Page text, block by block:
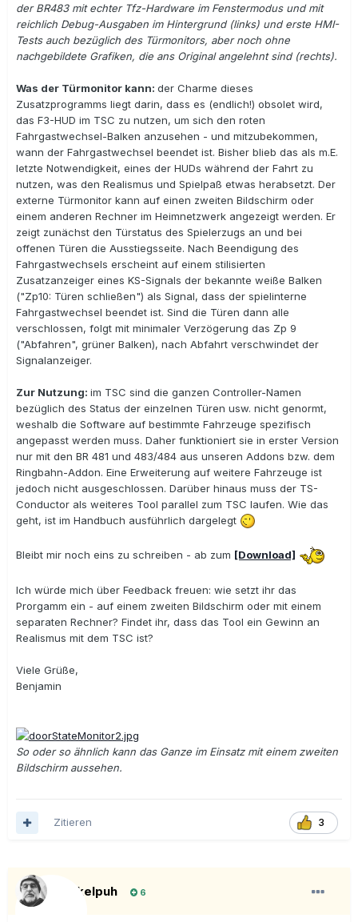
der BR483 mit echter Tfz-Hardware im Fenstermodus und mit
reichlich Debug-Ausgaben im Hintergrund (links) und erste HMI-
Tests auch bezüglich des Türmonitors, aber noch ohne
nachgebildete Grafiken, die ans Original angelehnt sind (rechts).
Was der Türmonitor kann: der Charme dieses
Zusatzprogramms liegt darin, dass es (endlich!) obsolet wird,
das F3-HUD im TSC zu nutzen, um sich den roten
Fahrgastwechsel-Balken anzusehen - und mitzubekommen,
wann der Fahrgastwechsel beendet ist. Bisher blieb das als m.E.
letzte Notwendigkeit, eines der HUDs während der Fahrt zu
nutzen, was den Realismus und Spielpaß etwas herabsetzt. Der
externe Türmonitor kann auf einen zweiten Bildschirm oder
einem anderen Rechner im Heimnetzwerk angezeigt werden. Er
zeigt zunächst den Türstatus des Spielerzugs an und bei
offenen Türen die Ausstiegsseite. Nach Beendigung des
Fahrgastwechsels erscheint auf einem stilisierten
Zusatzanzeiger eines KS-Signals der bekannte weiße Balken
("Zp10: Türen schließen") als Signal, dass der spielinterne
Fahrgastwechsel beendet ist. Sind die Türen dann alle
verschlossen, folgt mit minimaler Verzögerung das Zp 9
("Abfahren", grüner Balken), nach Abfahrt verschwindet der
Signalanzeiger.
Zur Nutzung: im TSC sind die ganzen Controller-Namen
bezüglich des Status der einzelnen Türen usw. nicht genormt,
weshalb die Software auf bestimmte Fahrzeuge spezifisch
angepasst werden muss. Daher funktioniert sie in erster Version
nur mit den BR 481 und 483/484 aus unseren Addons bzw. dem
Ringbahn-Addon. Eine Erweiterung auf weitere Fahrzeuge ist
jedoch nicht ausgeschlossen. Darüber hinaus muss der TS-
Conductor als weiteres Tool parallel zum TSC laufen. Wie das
geht, ist im Handbuch ausführlich dargelegt
Bleibt mir noch eins zu schreiben - ab zum [Download]
Ich würde mich über Feedback freuen: wie setzt ihr das
Prorgamm ein - auf einem zweiten Bildschirm oder mit einem
separaten Rechner? Findet ihr, dass das Tool ein Gewinn an
Realismus mit dem TSC ist?
Viele Grüße,
Benjamin
So oder so ähnlich kann das Ganze im Einsatz mit einem zweiten
Bildschirm aussehen.
3
Zitieren
Onkelpuh 6